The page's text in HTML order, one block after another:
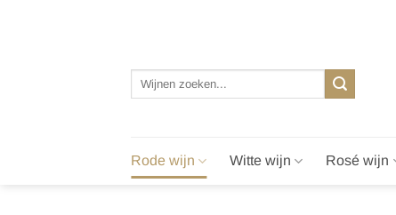
Zoeken
naar:
Rode wijn Witte wijn Rosé wijn